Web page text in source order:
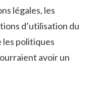
légales, les
d’utilisation du⁤
les politiques
avoir un